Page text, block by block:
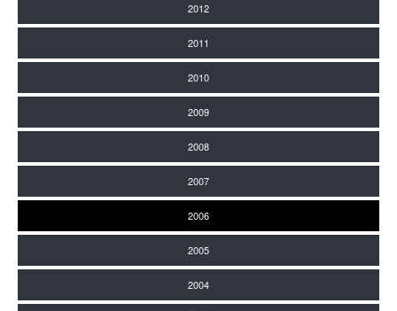
2012
2011
2010
2009
2008
2007
2006
2005
2004